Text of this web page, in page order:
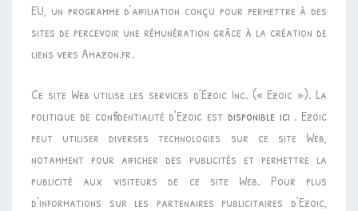
EU, un programme d’affiliation conçu pour permettre à des
sites de percevoir une rémunération grâce à la création de
liens vers Amazon.fr.
Ce site Web utilise les services d’Ezoic Inc. (« Ezoic »). La
politique de confidentialité d’Ezoic est disponible ici . Ezoic
peut utiliser diverses technologies sur ce site Web,
notamment pour afficher des publicités et permettre la
publicité aux visiteurs de ce site Web. Pour plus
d’informations sur les partenaires publicitaires d’Ezoic,